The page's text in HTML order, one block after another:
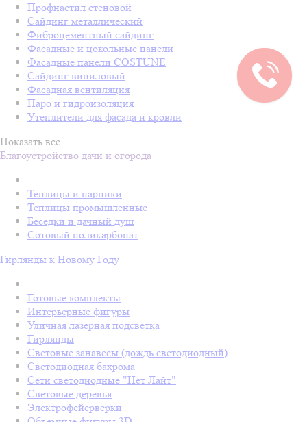
Профнастил стеновой
Сайдинг металлический
Фиброцементный сайдинг
Фасадные и цокольные панели
Фасадные панели COSTUNE
Сайдинг виниловый
Фасадная вентиляция
Паро и гидроизоляция
Утеплители для фасада и кровли
Показать все
Благоустройство дачи и огорода
Теплицы и парники
Теплицы промышленные
Беседки и дачный душ
Сотовый поликарбонат
Гирлянды к Новому Году
Готовые комплекты
Интерьерные фигуры
Уличная лазерная подсветка
Гирлянды
Световые занавесы (дождь светодиодный)
Светодиодная бахрома
Сети светодиодные "Нет Лайт"
Световые деревья
Электрофейерверки